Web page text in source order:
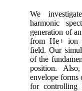
We
harmonic
generation of
from He+
field. Our
of the
position.
envelope
for